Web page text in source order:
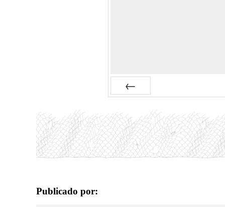
Publicado por: